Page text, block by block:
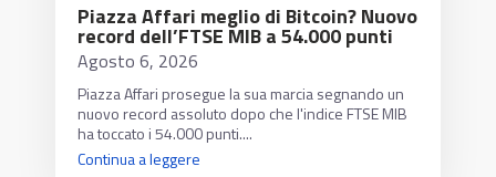
Piazza Affari meglio di Bitcoin? Nuovo
record dell’FTSE MIB a 54.000 punti
Agosto 6, 2026
Piazza Affari prosegue la sua marcia segnando un
nuovo record assoluto dopo che l'indice FTSE MIB
ha toccato i 54.000 punti....
Continua a leggere